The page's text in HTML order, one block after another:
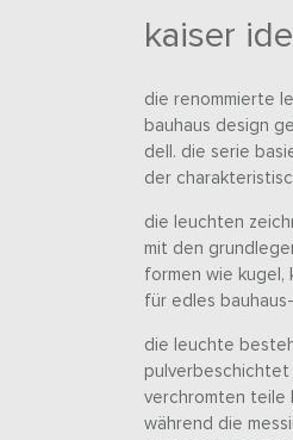
kaiser
die renommierte
bauhaus design
dell. die serie
der
die leuchten
mit den
formen wie kugel,
für edles
die leuchte
pulverbeschichtet
verchromten teile
während die